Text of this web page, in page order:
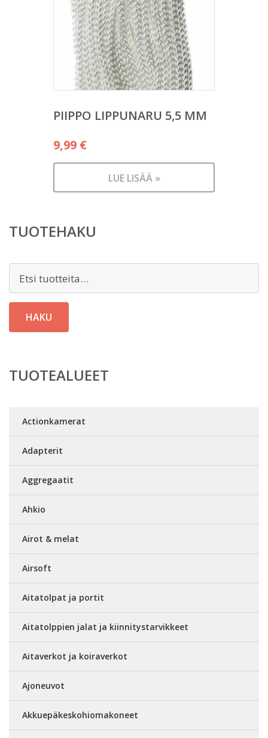
PIIPPO LIPPUNARU 5,5 MM
9,99 €
LUE LISÄÄ »
TUOTEHAKU
HAKU
TUOTEALUEET
Actionkamerat
Adapterit
Aggregaatit
Ahkio
Airot & melat
Airsoft
Aitatolpat ja portit
Aitatolppien jalat ja kiinnitystarvikkeet
Aitaverkot ja koiraverkot
Ajoneuvot
Akkuepäkeskohiomakoneet